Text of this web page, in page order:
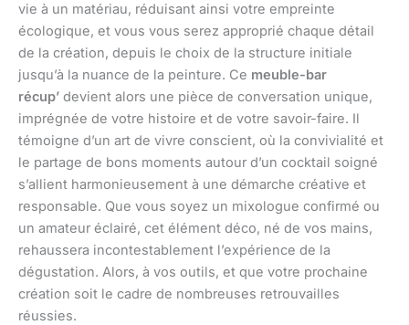
vie à un matériau, réduisant ainsi votre empreinte
écologique, et vous vous serez approprié chaque détail
de la création, depuis le choix de la structure initiale
jusqu’à la nuance de la peinture. Ce meuble-bar
récup’ devient alors une pièce de conversation unique,
imprégnée de votre histoire et de votre savoir-faire. Il
témoigne d’un art de vivre conscient, où la convivialité et
le partage de bons moments autour d’un cocktail soigné
s’allient harmonieusement à une démarche créative et
responsable. Que vous soyez un mixologue confirmé ou
un amateur éclairé, cet élément déco, né de vos mains,
rehaussera incontestablement l’expérience de la
dégustation. Alors, à vos outils, et que votre prochaine
création soit le cadre de nombreuses retrouvailles
réussies.